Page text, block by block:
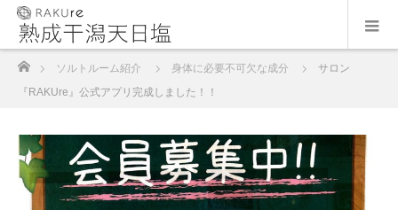
ソルトルーム紹介 身体に必要不可欠な成分
サロン
『RAKUre』公式アプリ完成しました！！